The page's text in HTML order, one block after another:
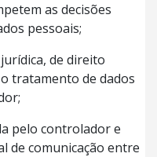
as decisões
pessoais;
de direito
tratamento de dados
pelo controlador e
de comunicação entre